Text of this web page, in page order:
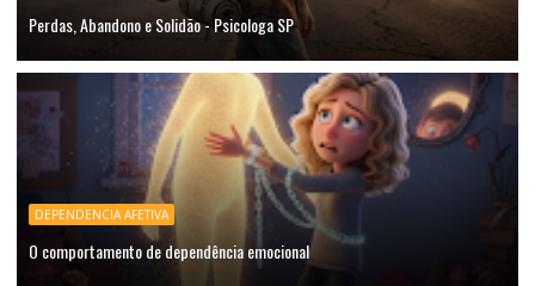
Perdas, Abandono e Solidão - Psicologa SP
DEPENDENCIA AFETIVA
O comportamento de dependência emocional